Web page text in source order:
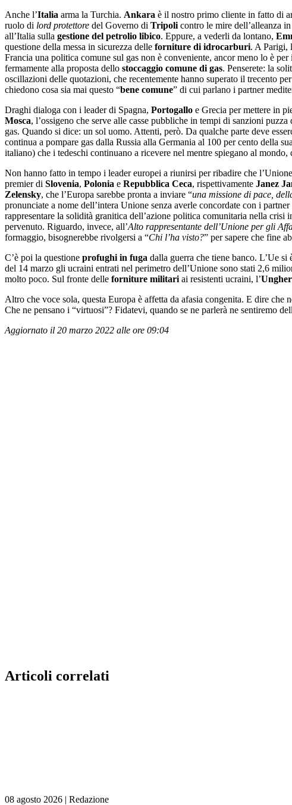
Anche l’Italia arma la Turchia. Ankara è il nostro primo cliente in fatto di
ruolo di lord protettore del Governo di Tripoli contro le mire dell’alleanza
all’Italia sulla gestione del petrolio libico. Eppure, a vederli da lontano,
questione della messa in sicurezza delle forniture di idrocarburi. A Parigi,
Francia una politica comune sul gas non è conveniente, ancor meno lo è
fermamente alla proposta dello stoccaggio comune di gas. Penserete: la
oscillazioni delle quotazioni, che recentemente hanno superato il trecento
chiedono cosa sia mai questo “bene comune” di cui parlano i partner
Draghi dialoga con i leader di Spagna, Portogallo e Grecia per mettere in
Mosca, l’ossigeno che serve alle casse pubbliche in tempi di sanzioni
gas. Quando si dice: un sol uomo. Attenti, però. Da qualche parte deve
continua a pompare gas dalla Russia alla Germania al 100 per cento della
italiano) che i tedeschi continuano a ricevere nel mentre spiegano al
Non hanno fatto in tempo i leader europei a riunirsi per ribadire che
premier di Slovenia, Polonia e Repubblica Ceca, rispettivamente Janez
Zelensky, che l’Europa sarebbe pronta a inviare “una missione di pace,
pronunciate a nome dell’intera Unione senza averle concordate con i
rappresentare la solidità granitica dell’azione politica comunitaria nella crisi
pervenuto. Riguardo, invece, all’Alto rappresentante dell’Unione per gli
formaggio, bisognerebbe rivolgersi a “Chi l’ha visto?” per sapere che fine
C’è poi la questione profughi in fuga dalla guerra che tiene banco. L’Ue
del 14 marzo gli ucraini entrati nel perimetro dell’Unione sono stati 2,6
molto poco. Sul fronte delle forniture militari ai resistenti ucraini, l’
Altro che voce sola, questa Europa è affetta da afasia congenita. E dire
Che ne pensano i “virtuosi”? Fidatevi, quando se ne parlerà ne sentiremo
Aggiornato il 20 marzo 2022 alle ore 09:04
Articoli correlati
08 agosto 2026 | Redazione